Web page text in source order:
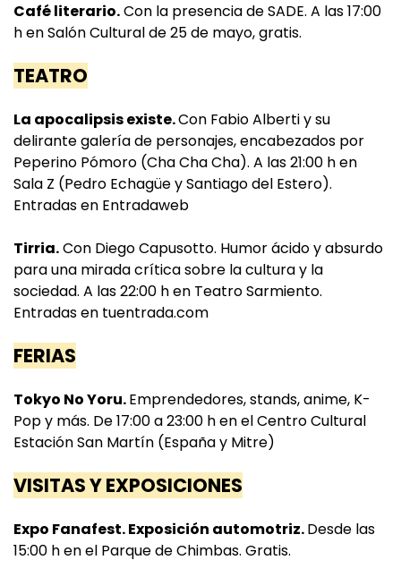
Café literario.Con la presencia de SADE. A las 17:00
h en Salón Cultural de 25 de mayo, gratis.
TEATRO
La apocalipsis existe.Con Fabio Alberti y su
delirante galería de personajes, encabezados por
Peperino Pómoro (Cha Cha Cha). A las 21:00 h en
Sala Z (Pedro Echagüe y Santiago del Estero).
Entradas en Entradaweb
Tirria.Con Diego Capusotto. Humor ácido y absurdo
para una mirada crítica sobre la cultura y la
sociedad. A las 22:00 h en Teatro Sarmiento.
Entradas en tuentrada.com
FERIAS
Tokyo No Yoru.Emprendedores, stands, anime, K-
Pop y más. De 17:00 a 23:00 h en el Centro Cultural
Estación San Martín (España y Mitre)
VISITAS Y EXPOSICIONES
Expo Fanafest. Exposición automotriz.Desde las
15:00 h en el Parque de Chimbas. Gratis.